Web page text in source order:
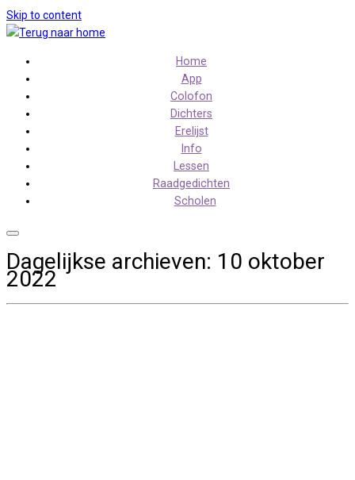
Skip to content
Home
App
Colofon
Dichters
Erelijst
Info
Lessen
Raadgedichten
Scholen
Dagelijkse archieven: 10 oktober
2022